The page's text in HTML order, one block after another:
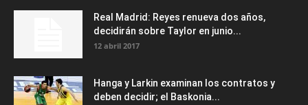
Real Madrid: Reyes renueva dos años,
decidirán sobre Taylor en junio...
12 abril 2017
Hanga y Larkin examinan los contratos y
deben decidir; el Baskonia...